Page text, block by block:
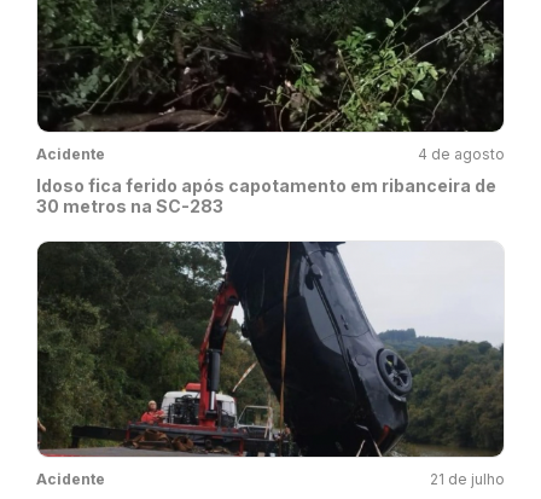
Acidente 4 de agosto
Idoso fica ferido após capotamento em ribanceira de
30 metros na SC-283
Acidente 21 de julho